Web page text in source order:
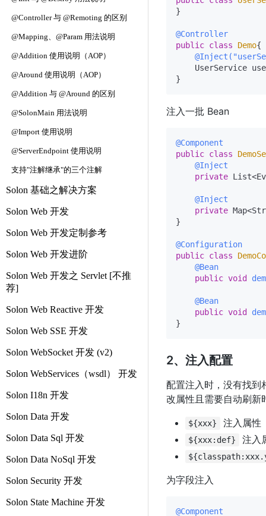
@Controller 与 @Remoting 的区别
@Mapping、@Param 用法说明
@Addition 使用说明（AOP）
@Around 使用说明（AOP）
@Addition 与 @Around 的区别
@SolonMain 用法说明
@Import 使用说明
@ServerEndpoint 使用说明
支持"注解继承"的三个注解
Solon 基础之解决方案
Solon Web 开发
Solon Web 开发定制参考
Solon Web 开发进阶
Solon Web 开发之 Servlet [不推
荐]
Solon Web Reactive 开发
Solon Web SSE 开发
Solon WebSocket 开发 (v2)
Solon WebServices（wsdl） 开发
Solon I18n 开发
Solon Data 开发
Solon Data Sql 开发
Solon Data NoSql 开发
Solon Security 开发
Solon State Machine 开发
}
@Controller
public class Demo{
UserService
注入一批 Bean
@Component
public class
@Inject
private
@Inject
private
}
@Configuration
public class
@Bean
public void
@Bean
public void
2、注入配置
配置注入时，没有找
改属性且需要自动刷
${xxx} 注入属性
${xxx:def} 注入
为字段注入
@Component